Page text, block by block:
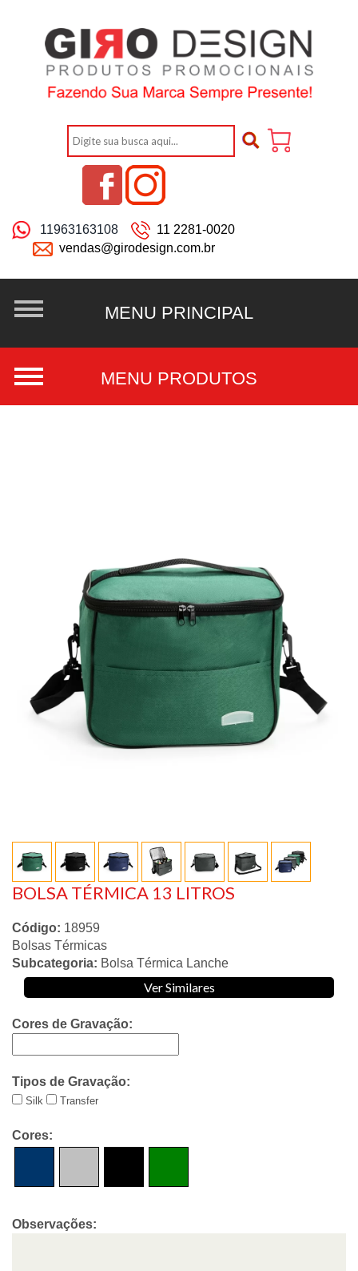
11963163108
11 2281-0020
vendas@girodesign.com.br
BOLSA TÉRMICA 13 LITROS
Código: 18959
Bolsas Térmicas
Subcategoria: Bolsa Térmica Lanche
Ver Similares
Cores de Gravação:
Tipos de Gravação:
Silk Transfer
Cores:
Observações: